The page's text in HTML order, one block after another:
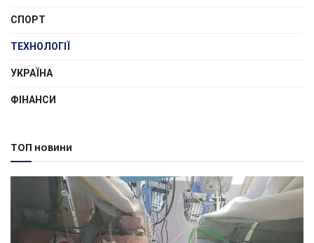
СПОРТ
ТЕХНОЛОГІЇ
УКРАЇНА
ФІНАНСИ
ТОП новини